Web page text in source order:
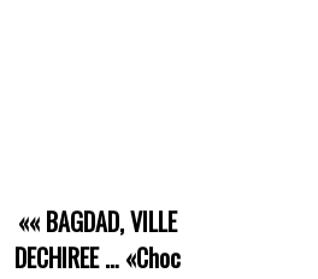
«« BAGDAD, VILLE
DECHIREE … «Choc